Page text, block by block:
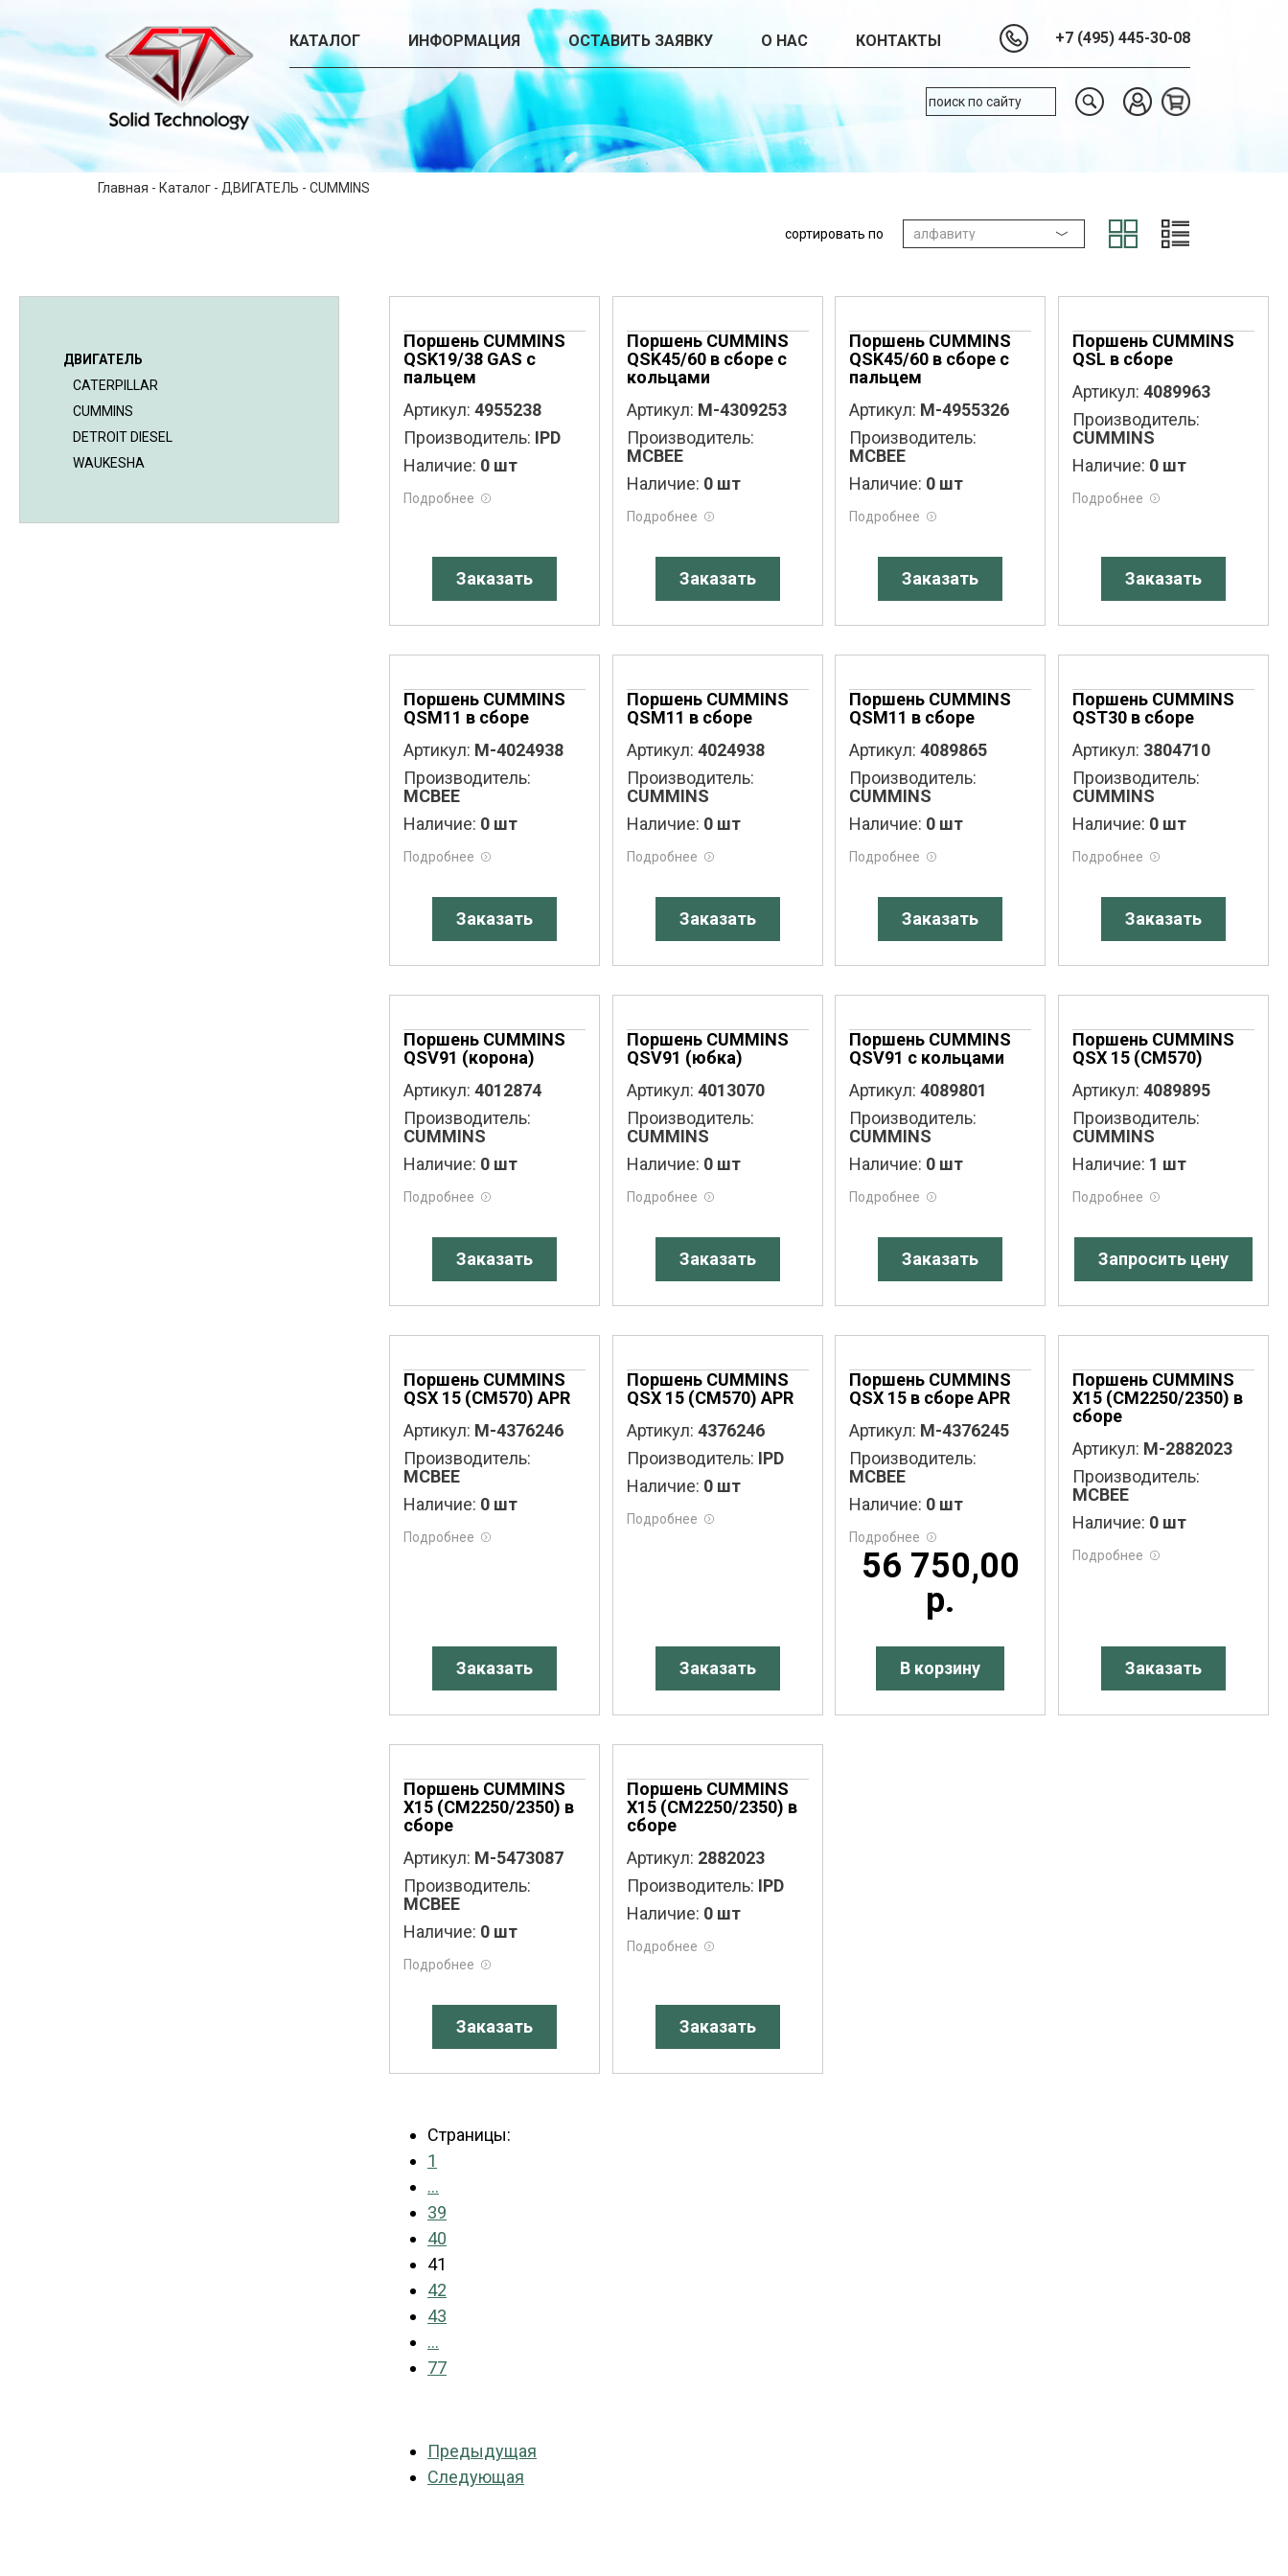
КАТАЛОГ ИНФОРМАЦИЯ ОСТАВИТЬ ЗАЯВКУ О НАС КОНТАКТЫ +7 (495) 445-30-08
Главная - Каталог - ДВИГАТЕЛЬ - CUMMINS
сортировать по
ДВИГАТЕЛЬ
CATERPILLAR
CUMMINS
DETROIT DIESEL
WAUKESHA
Поршень CUMMINS
QSK19/38 GAS с
пальцем
Артикул: 4955238
Производитель: IPD
Наличие: 0 шт
Подробнее
Заказать
Поршень CUMMINS
QSK45/60 в сборе с
кольцами
Артикул: M-4309253
Производитель:
MCBEE
Наличие: 0 шт
Подробнее
Заказать
Поршень CUMMINS
QSK45/60 в сборе с
пальцем
Артикул: M-4955326
Производитель:
MCBEE
Наличие: 0 шт
Подробнее
Заказать
Поршень CUMMINS
QSL в сборе
Артикул: 4089963
Производитель:
CUMMINS
Наличие: 0 шт
Подробнее
Заказать
Поршень CUMMINS
QSM11 в сборе
Артикул: M-4024938
Производитель:
MCBEE
Наличие: 0 шт
Подробнее
Заказать
Поршень CUMMINS
QSM11 в сборе
Артикул: 4024938
Производитель:
CUMMINS
Наличие: 0 шт
Подробнее
Заказать
Поршень CUMMINS
QSM11 в сборе
Артикул: 4089865
Производитель:
CUMMINS
Наличие: 0 шт
Подробнее
Заказать
Поршень CUMMINS
QST30 в сборе
Артикул: 3804710
Производитель:
CUMMINS
Наличие: 0 шт
Подробнее
Заказать
Поршень CUMMINS
QSV91 (корона)
Артикул: 4012874
Производитель:
CUMMINS
Наличие: 0 шт
Подробнее
Заказать
Поршень CUMMINS
QSV91 (юбка)
Артикул: 4013070
Производитель:
CUMMINS
Наличие: 0 шт
Подробнее
Заказать
Поршень CUMMINS
QSV91 с кольцами
Артикул: 4089801
Производитель:
CUMMINS
Наличие: 0 шт
Подробнее
Заказать
Поршень CUMMINS
QSX 15 (CM570)
Артикул: 4089895
Производитель:
CUMMINS
Наличие: 1 шт
Подробнее
Запросить цену
Поршень CUMMINS
QSX 15 (CM570) APR
Артикул: M-4376246
Производитель:
MCBEE
Наличие: 0 шт
Подробнее
Заказать
Поршень CUMMINS
QSX 15 (CM570) APR
Артикул: 4376246
Производитель: IPD
Наличие: 0 шт
Подробнее
Заказать
Поршень CUMMINS
QSX 15 в сборе APR
Артикул: M-4376245
Производитель:
MCBEE
Наличие: 0 шт
Подробнее
56 750,00
р.
В корзину
Поршень CUMMINS
X15 (CM2250/2350) в
сборе
Артикул: M-2882023
Производитель:
MCBEE
Наличие: 0 шт
Подробнее
Заказать
Поршень CUMMINS
X15 (CM2250/2350) в
сборе
Артикул: M-5473087
Производитель:
MCBEE
Наличие: 0 шт
Подробнее
Заказать
Поршень CUMMINS
X15 (CM2250/2350) в
сборе
Артикул: 2882023
Производитель: IPD
Наличие: 0 шт
Подробнее
Заказать
Страницы:
1
...
39
40
41
42
43
...
77
Предыдущая
Следующая